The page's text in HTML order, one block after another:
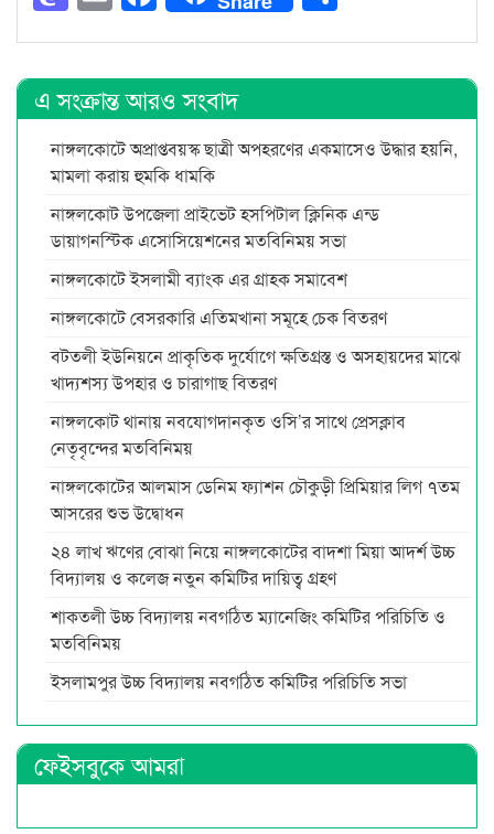
এ সংক্রান্ত আরও সংবাদ
নাঙ্গলকোটে অপ্রাপ্তবয়স্ক ছাত্রী অপহরণের একমাসেও উদ্ধার হয়নি,
মামলা করায় হুমকি ধামকি
নাঙ্গলকোট উপজেলা প্রাইভেট হসপিটাল ক্লিনিক এন্ড
ডায়াগনস্টিক এসোসিয়েশনের মতবিনিময় সভা
নাঙ্গলকোটে ইসলামী ব্যাংক এর গ্রাহক সমাবেশ
নাঙ্গলকোটে বেসরকারি এতিমখানা সমূহে চেক বিতরণ
বটতলী ইউনিয়নে প্রাকৃতিক দুর্যোগে ক্ষতিগ্রস্ত ও অসহায়দের মাঝে
খাদ্যশস্য উপহার ও চারাগাছ বিতরণ
নাঙ্গলকোট থানায় নবযোগদানকৃত ওসি’র সাথে প্রেসক্লাব
নেতৃবৃন্দের মতবিনিময়
নাঙ্গলকোটের আলমাস ডেনিম ফ্যাশন চৌকুড়ী প্রিমিয়ার লিগ ৭তম
আসরের শুভ উদ্বোধন
২৪ লাখ ঋণের বোঝা নিয়ে নাঙ্গলকোটের বাদশা মিয়া আদর্শ উচ্চ
বিদ্যালয় ও কলেজ নতুন কমিটির দায়িত্ব গ্রহণ
শাকতলী উচ্চ বিদ্যালয় নবগঠিত ম্যানেজিং কমিটির পরিচিতি ও
মতবিনিময়
ইসলামপুর উচ্চ বিদ্যালয় নবগঠিত কমিটির পরিচিতি সভা
ফেইসবুকে আমরা